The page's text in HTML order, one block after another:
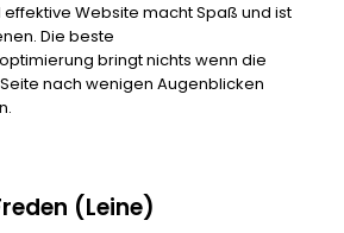
effektive Website macht Spaß und ist
Die beste
bringt nichts wenn die
nach wenigen Augenblicken
(Leine)